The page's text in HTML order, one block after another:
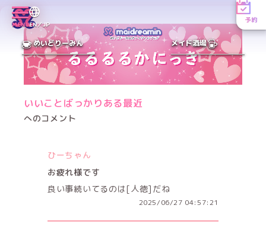
MENUEN／JP
予約
めいどりーみん メイド酒場
いいことばっかりある最近
へのコメント
ひーちゃん
お疲れ様です
良い事続いてるのは[人徳]だね
2025/06/27 04:57:21